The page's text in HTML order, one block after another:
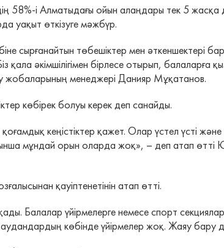
58%-і Алматыдағы ойын алаңдары тек 5 жасқа
уақыт өткізуге мәжбүр.
сырғанайтын төбешіктер мен әткеншектері
әкімшілігімен бірлесе отырып, балаларға
жобаларының менеджері Данияр Мұқатанов.
көбірек болуы керек деп санайды.
қоғамдық кеңістіктер қажет. Олар үстел үсті
мұндай орын оларда жоқ», – деп атап
қауіптенетінін атап өтті.
Балалар үйірмелерге немесе спорт
көбінде үйірмелер жоқ. Жаяу бару